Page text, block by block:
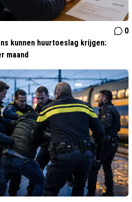
0
kunnen huurtoeslag krijgen:
maand